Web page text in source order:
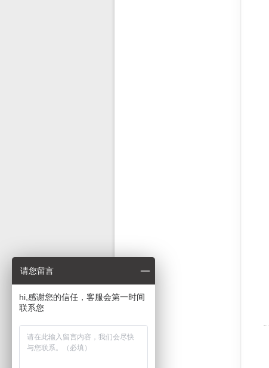
请您留言
hi,感谢您的信任，客服会第一时间
联系您